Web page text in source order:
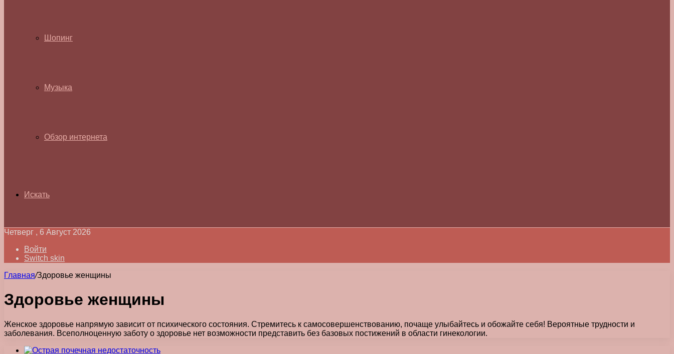
Шопинг
Музыка
Обзор интернета
Искать
Четверг , 6 Август 2026
Войти
Switch skin
Главная/Здоровье женщины
Здоровье женщины
Женское здоровье напрямую зависит от психического состояния. Стремитесь к самосовершенствованию, почаще улыбайтесь и обожайте себя! Вероятные трудности и
заболевания. Всеполноценную заботу о здоровье нет возможности представить без базовых постижений в области гинекологии.